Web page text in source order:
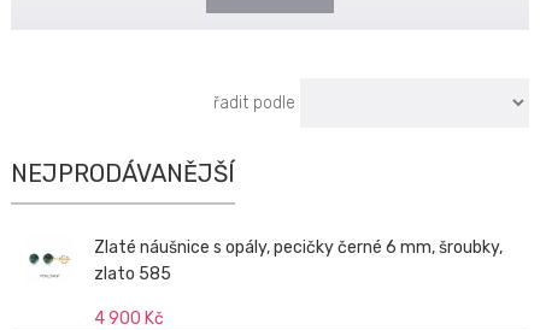
řadit podle
NEJPRODÁVANĚJŠÍ
Zlaté náušnice s opály, pecičky černé 6 mm, šroubky,
zlato 585
4 900 Kč